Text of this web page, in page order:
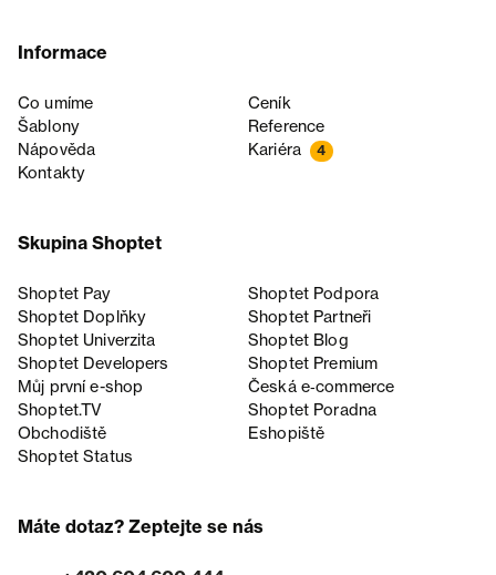
Informace
Co umíme
Ceník
Šablony
Reference
Nápověda
Kariéra 4
Kontakty
Skupina Shoptet
Shoptet Pay
Shoptet Podpora
Shoptet Doplňky
Shoptet Partneři
Shoptet Univerzita
Shoptet Blog
Shoptet Developers
Shoptet Premium
Můj první e-shop
Česká e‑commerce
Shoptet.TV
Shoptet Poradna
Obchodiště
Eshopiště
Shoptet Status
Máte dotaz? Zeptejte se nás